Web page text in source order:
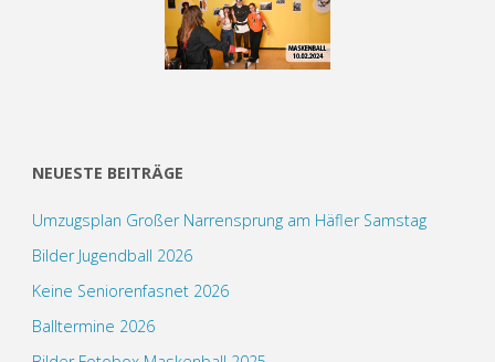
NEUESTE BEITRÄGE
Umzugsplan Großer Narrensprung am Häfler Samstag
Bilder Jugendball 2026
Keine Seniorenfasnet 2026
Balltermine 2026